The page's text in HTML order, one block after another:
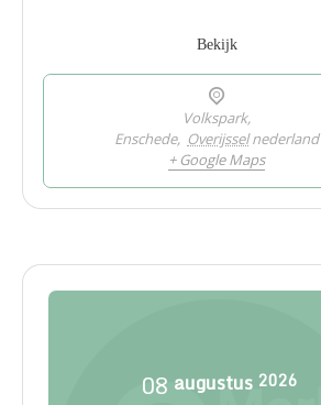
Bekijk
Volkspark,
Enschede, Overijssel nederland
+ Google Maps
08 augustus 2026